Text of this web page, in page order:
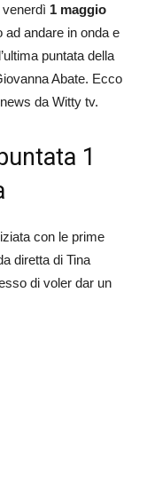
venerdì 1 maggio
ad andare in onda e
puntata della
Abate. Ecco
da Witty tv.
1
con le prime
diretta di Tina
di voler dar un